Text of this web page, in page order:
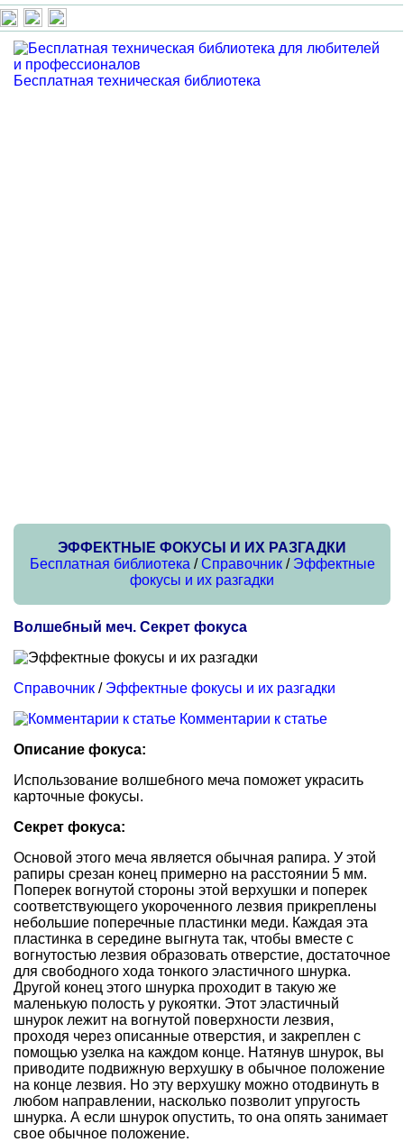
Бесплатная техническая библиотека
ЭФФЕКТНЫЕ ФОКУСЫ И ИХ РАЗГАДКИ
Бесплатная библиотека /Справочник/ Эффектные
фокусы и их разгадки
Волшебный меч. Секрет фокуса
Справочник / Эффектные фокусы и их разгадки
Комментарии к статье
Описание фокуса:
Использование волшебного меча поможет украсить
карточные фокусы.
Секрет фокуса:
Основой этого меча является обычная рапира. У этой
рапиры срезан конец примерно на расстоянии 5 мм.
Поперек вогнутой стороны этой верхушки и поперек
соответствующего укороченного лезвия прикреплены
небольшие поперечные пластинки меди. Каждая эта
пластинка в середине выгнута так, чтобы вместе с
вогнутостью лезвия образовать отверстие, достаточное
для свободного хода тонкого эластичного шнурка.
Другой конец этого шнурка проходит в такую же
маленькую полость у рукоятки. Этот эластичный
шнурок лежит на вогнутой поверхности лезвия,
проходя через описанные отверстия, и закреплен с
помощью узелка на каждом конце. Натянув шнурок, вы
приводите подвижную верхушку в обычное положение
на конце лезвия. Но эту верхушку можно отодвинуть в
любом направлении, насколько позволит упругость
шнурка. А если шнурок опустить, то она опять занимает
свое обычное положение.